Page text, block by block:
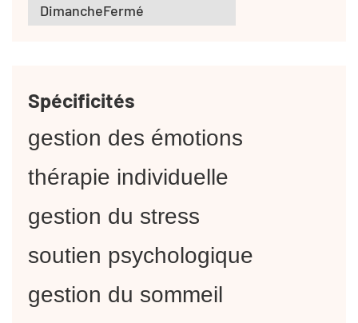
DimancheFermé
Spécificités
gestion des émotions
thérapie individuelle
gestion du stress
soutien psychologique
gestion du sommeil